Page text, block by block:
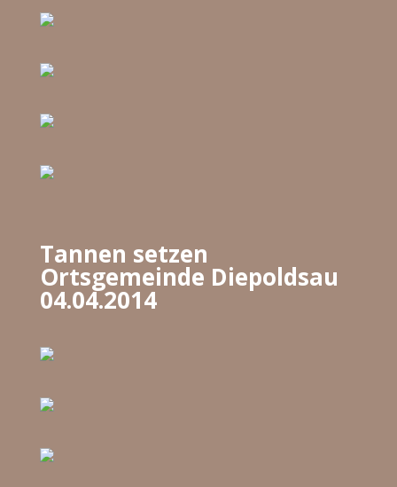
Tannen setzen
Ortsgemeinde Diepoldsau
04.04.2014